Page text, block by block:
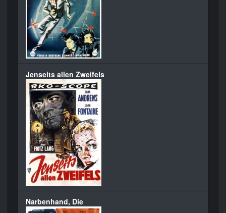
Jenseits allen Zweifels
Narbenhand, Die